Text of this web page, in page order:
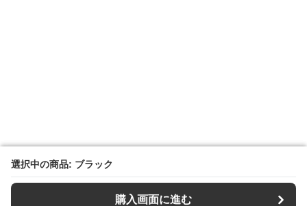
選択中の商品: ブラック
購入画面に進む
選択中の商品: ブラック
購入画面に進む